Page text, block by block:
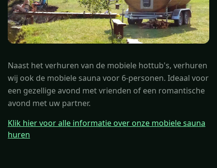
Naast het verhuren van de mobiele hottub's, verhuren
wij ook de mobiele sauna voor 6-personen. Ideaal voor
een gezellige avond met vrienden of een romantische
avond met uw partner.
Klik hier voor alle informatie over onze mobiele sauna
huren